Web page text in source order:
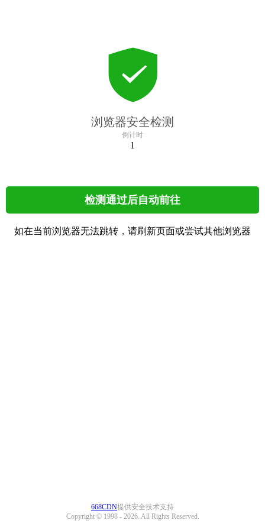
浏览器安全检测
倒计时
1
检测通过后自动前往
如在当前浏览器无法跳转，请刷新页面或尝试其他浏览器
668CDN提供安全技术支持
Copyright © 1998 - 2026. All Rights Reserved.